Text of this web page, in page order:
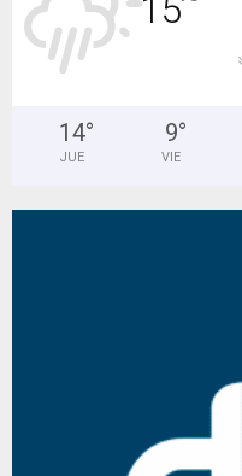
15
14°
JUE
9°
VIE